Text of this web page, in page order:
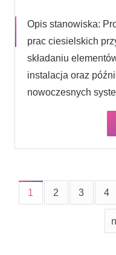
Opis stanowiska:
prac ciesielskich
składaniu
instalacja oraz
nowoczesnych
1 2 3 4